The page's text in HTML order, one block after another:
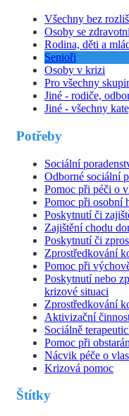
Všechny bez
Osoby se
Rodina, děti a
Senioři
Osoby v krizi
Pro všechny
Jiné - rodiče,
Jiné - všechny
Potřeby
Sociální
Odborné sociální
Pomoc při péči o
Pomoc při osobní
Poskytnutí či
Zajištění chodu
Poskytnutí či
Zprostředkování
Pomoc při
Poskytnutí nebo
krizové situaci
Zprostředkování
Aktivizační
Sociálně
Pomoc při
Nácvik péče o
Krizová pomoc
Štítky